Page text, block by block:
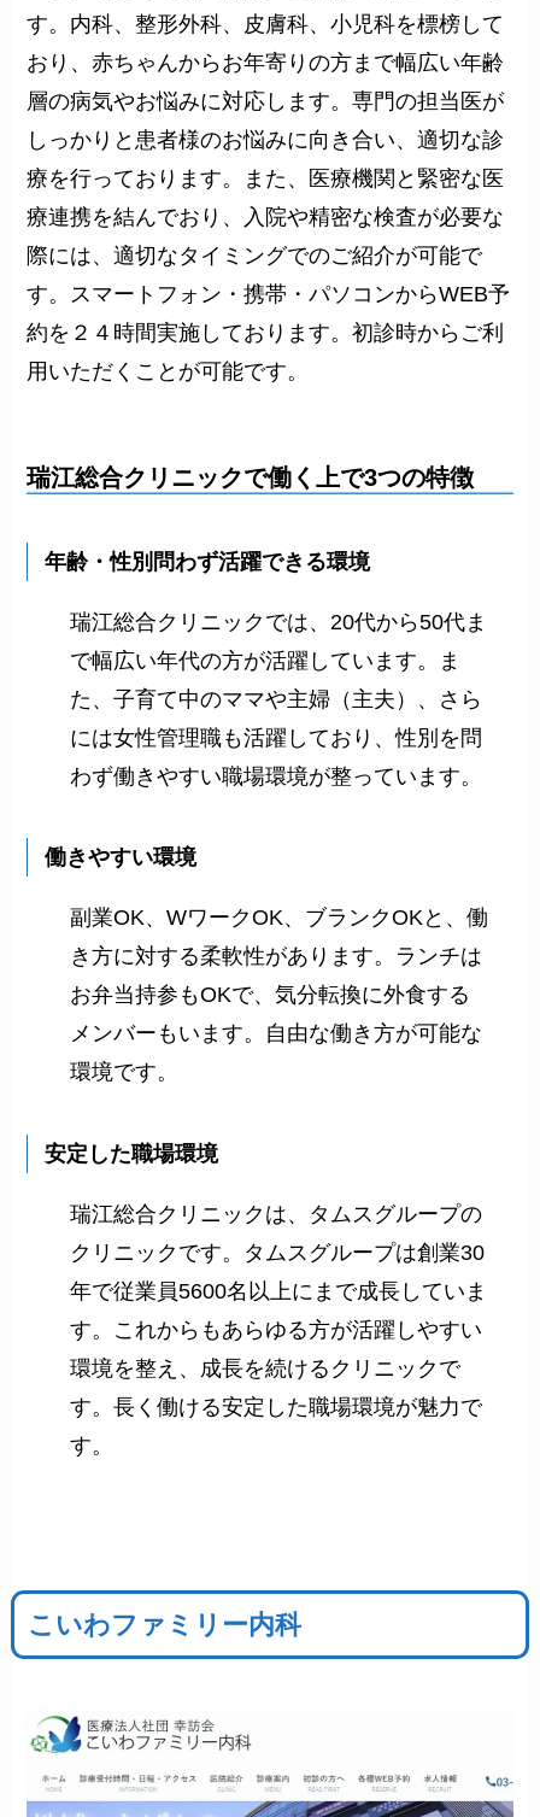
す。内科、整形外科、皮膚科、小児科を標榜して
おり、赤ちゃんからお年寄りの方まで幅広い年齢
層の病気やお悩みに対応します。専門の担当医が
しっかりと患者様のお悩みに向き合い、適切な診
療を行っております。また、医療機関と緊密な医
療連携を結んでおり、入院や精密な検査が必要な
際には、適切なタイミングでのご紹介が可能で
す。スマートフォン・携帯・パソコンからWEB予
約を２４時間実施しております。初診時からご利
用いただくことが可能です。
瑞江総合クリニックで働く上で3つの特徴
年齢・性別問わず活躍できる環境
瑞江総合クリニックでは、20代から50代ま
で幅広い年代の方が活躍しています。ま
た、子育て中のママや主婦（主夫）、さら
には女性管理職も活躍しており、性別を問
わず働きやすい職場環境が整っています。
働きやすい環境
副業OK、WワークOK、ブランクOKと、働
き方に対する柔軟性があります。ランチは
お弁当持参もOKで、気分転換に外食する
メンバーもいます。自由な働き方が可能な
環境です。
安定した職場環境
瑞江総合クリニックは、タムスグループの
クリニックです。タムスグループは創業30
年で従業員5600名以上にまで成長していま
す。これからもあらゆる方が活躍しやすい
環境を整え、成長を続けるクリニックで
す。長く働ける安定した職場環境が魅力で
す。
こいわファミリー内科